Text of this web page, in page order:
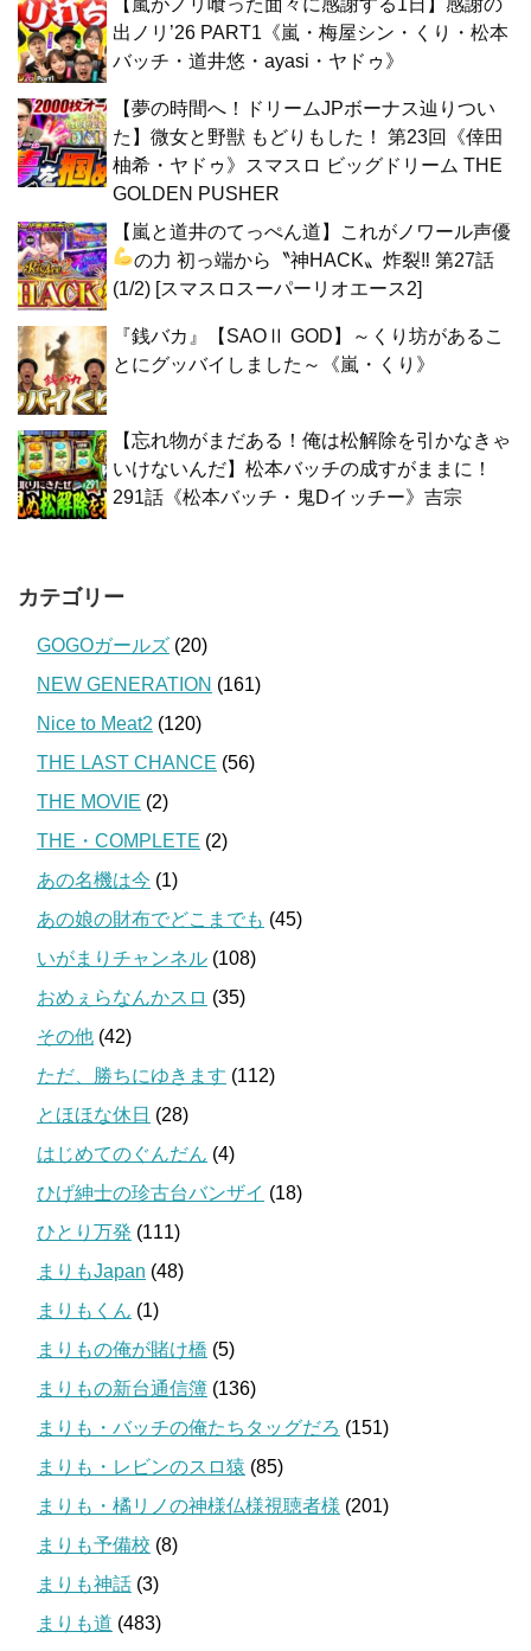
【嵐がノリ喰った面々に感謝する1日】感謝の
出ノリ’26 PART1《嵐・梅屋シン・くり・松本
バッチ・道井悠・ayasi・ヤドゥ》
【夢の時間へ！ドリームJPボーナス辿りつい
た】微女と野獣 もどりもした！ 第23回《倖田
柚希・ヤドゥ》スマスロ ビッグドリーム THE
GOLDEN PUSHER
【嵐と道井のてっぺん道】これがノワール声優
の力 初っ端から〝神HACK〟炸裂‼ 第27話
(1/2) [スマスロスーパーリオエース2]
『銭バカ』【SAOⅡ GOD】～くり坊があるこ
とにグッバイしました～《嵐・くり》
【忘れ物がまだある！俺は松解除を引かなきゃ
いけないんだ】松本バッチの成すがままに！
291話《松本バッチ・鬼Dイッチー》吉宗
カテゴリー
GOGOガールズ (20)
NEW GENERATION (161)
Nice to Meat2 (120)
THE LAST CHANCE (56)
THE MOVIE (2)
THE・COMPLETE (2)
あの名機は今 (1)
あの娘の財布でどこまでも (45)
いがまりチャンネル (108)
おめぇらなんかスロ (35)
その他 (42)
ただ、勝ちにゆきます (112)
とほほな休日 (28)
はじめてのぐんだん (4)
ひげ紳士の珍古台バンザイ (18)
ひとり万発 (111)
まりもJapan (48)
まりもくん (1)
まりもの俺が賭け橋 (5)
まりもの新台通信簿 (136)
まりも・バッチの俺たちタッグだろ (151)
まりも・レビンのスロ猿 (85)
まりも・橘リノの神様仏様視聴者様 (201)
まりも予備校 (8)
まりも神話 (3)
まりも道 (483)